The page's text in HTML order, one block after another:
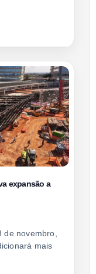
expansão a
novembro,
mais